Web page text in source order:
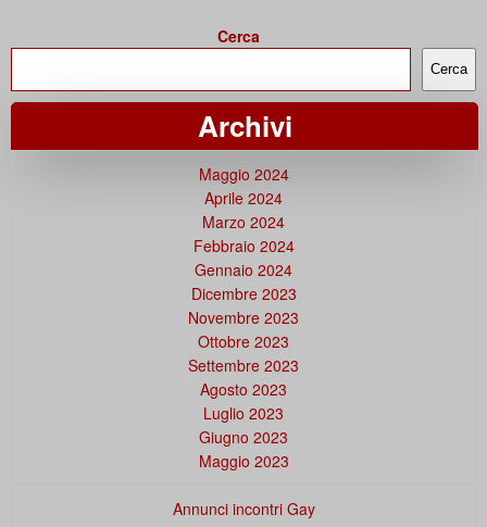
Cerca
Cerca
Archivi
Maggio 2024
Aprile 2024
Marzo 2024
Febbraio 2024
Gennaio 2024
Dicembre 2023
Novembre 2023
Ottobre 2023
Settembre 2023
Agosto 2023
Luglio 2023
Giugno 2023
Maggio 2023
Annunci incontri Gay